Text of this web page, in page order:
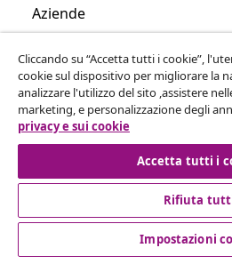
Aziende
vidaXL
Scopri di più
© 2008-2026 vidaXL
Cliccando su “Accetta tutti i cookie”,
cookie sul dispositivo per migliorare la
analizzare l'utilizzo del sito ,assistere
marketing, e personalizzazione degli
privacy e sui cookie
Accetta tutti i
Rifiuta
Impostazioni